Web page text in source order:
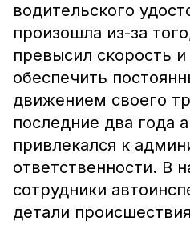
водительского
произошла из-за
превысил скорость
обеспечить
движением своего
последние два года
привлекался к
ответственности. В
сотрудники
детали